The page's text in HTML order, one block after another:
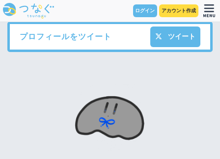
ログイン アカウント作成
プロフィールをツイート ツイート